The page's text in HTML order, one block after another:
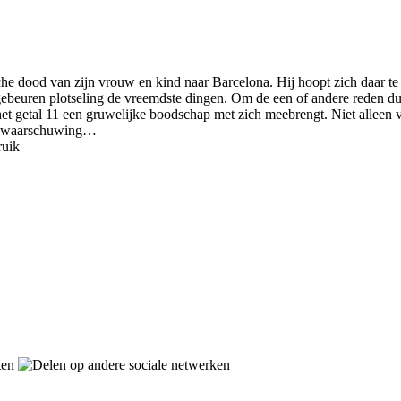
dood van zijn vrouw en kind naar Barcelona. Hij hoopt zich daar
plotseling de vreemdste dingen. Om de een of andere reden
getal 11 een gruwelijke boodschap met zich meebrengt. Niet
waarschuwing…